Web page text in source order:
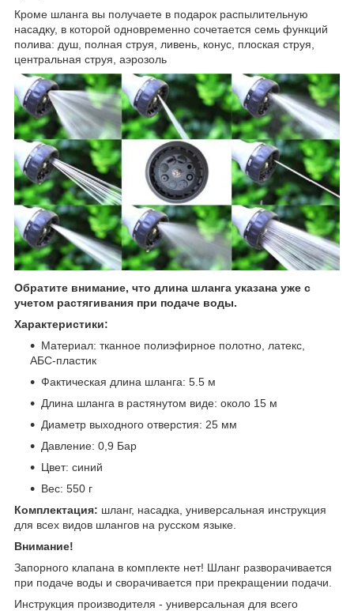
Кроме шланга вы получаете в подарок распылительную
насадку, в которой одновременно сочетается семь функций
полива: душ, полная струя, ливень, конус, плоская струя,
центральная струя, аэрозоль
Обратите внимание, что длина шланга указана уже с
учетом растягивания при подаче воды.
Характеристики:
Материал: тканное полиэфирное полотно, латекс,
АБС-пластик
Фактическая длина шланга: 5.5 м
Длина шланга в растянутом виде: около 15 м
Диаметр выходного отверстия: 25 мм
Давление: 0,9 Бар
Цвет: синий
Вес: 550 г
Комплектация: шланг, насадка, универсальная инструкция
для всех видов шлангов на русском языке.
Внимание!
Запорного клапана в комплекте нет! Шланг разворачивается
при подаче воды и сворачивается при прекращении подачи.
Инструкция производителя - универсальная для всего